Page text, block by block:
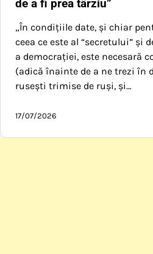
de a fi prea târziu”
„În condițiile date, și chiar
ceea ce este al “secretului” și
a democrației, este necesară
(adică înainte de a ne trezi în
rusești trimise de ruși, și…
17/07/2026